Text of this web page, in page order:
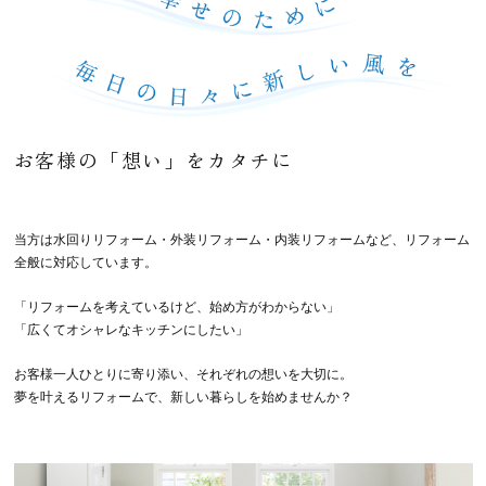
お客様の「想い」をカタチに
当方は水回りリフォーム・外装リフォーム・内装リフォームなど、リフォーム
全般に対応しています。
「リフォームを考えているけど、始め方がわからない」
「広くてオシャレなキッチンにしたい」
お客様一人ひとりに寄り添い、それぞれの想いを大切に。
夢を叶えるリフォームで、新しい暮らしを始めませんか？